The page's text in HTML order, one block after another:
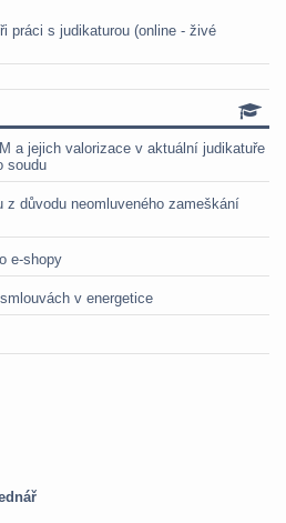
práci s judikaturou (online - živé
a jejich valorizace v aktuální judikatuře
soudu
důvodu neomluveného zameškání
e-shopy
v energetice